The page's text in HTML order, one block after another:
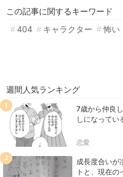
この記事に関するキーワード
404
キャラクター 怖い
週間人気ランキング
7歳から仲良
しになってい
恋愛
1
成長度合いが
トと、現在
2